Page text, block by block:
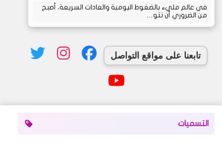
في عالم مليء بالضغوط اليومية والعادات السريعة، أصبح
من الضروري أن نتو…
تابعنا على مواقع التواصل
التسميات